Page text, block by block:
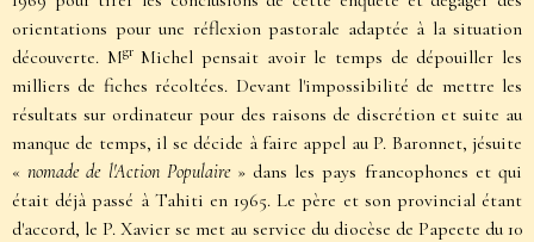
orientations pour une réflexion pastorale adaptée à la situation
découverte. MgrMichel pensait avoir le temps de dépouiller les
milliers de fiches récoltées. Devant l'impossibilité de mettre les
résultats sur ordinateur pour des raisons de discrétion et suite au
manque de temps, il se décide à faire appel au P. Baronnet, jésuite
«nomade de l'Action Populaire » dans les pays francophones et qui
était déjà passé à Tahiti en 1965. Le père et son provincial étant
d'accord, le P. Xavier se met au service du diocèse de Papeete du 10